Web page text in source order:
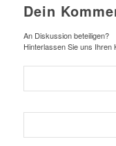
Dein
An Diskussion beteiligen?
Hinterlassen Sie uns Ihren